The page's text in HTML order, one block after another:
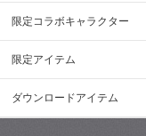
限定コラボキャラクター
限定アイテム
ダウンロードアイテム